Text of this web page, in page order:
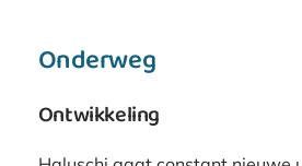
Onderweg
Ontwikkeling